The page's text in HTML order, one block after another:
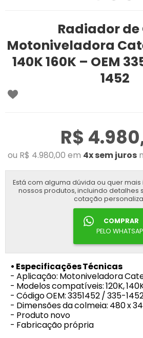
Radiador de
Motoniveladora
140K 160K – OEM
1452
R$
ou R$ 4.980,00 em 4x sem juros
Está com alguma dúvida ou quer
nossos produtos, incluindo detalhes
cotação
COMPRAR
PELO
• Especificações Técnicas
- Aplicação: Motoniveladora
- Modelos compatíveis: 120K, 140K,
- Código OEM: 3351452 / 335-
- Dimensões da colmeia: 480 x
- Produto novo
- Fabricação própria